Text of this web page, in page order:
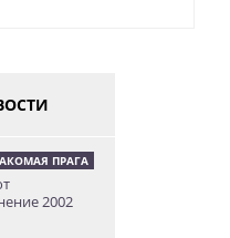
ПРАГА
2002